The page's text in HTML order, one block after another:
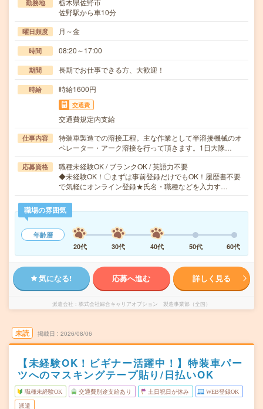
勤務地
栃木県佐野市
佐野駅から車10分
曜日頻度 月～金
時間 08:20～17:00
期間 長期でお仕事できる方、大歓迎！
時給 時給1600円
交通費
交通費規定内支給
仕事内容
特装車製造での溶接工程。主な作業として半溶接機械のオ
ペレーター・アーク溶接を行って頂きます。1日大隊…
応募資格
職種未経験OK / ブランクOK / 英語力不要
◆未経験OK！〇まずは事前登録だけでもOK！履歴書不要
で気軽にオンライン登録★氏名・職種などを入力す…
職場の雰囲気
年齢層
20代
30代 40代 50代 60代
気になる! 応募へ進む 詳しく見る
派遣会社 株式会社綜合キャリアオプション 製造事業部（全国）
未読 掲載日 2026/08/06
【未経験OK！ビギナー活躍中！】特装車パー
ツへのマスキングテープ貼り/日払いOK
職種未経験OK 交通費別途支給あり 土日祝日が休み WEB登録OK
派遣